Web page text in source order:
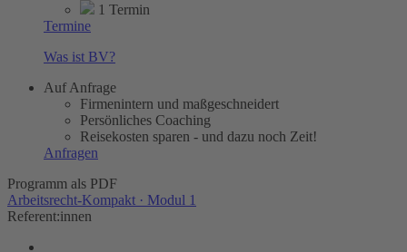
1 Termin
Termine
Was ist BV?
Auf Anfrage
Firmenintern und maßgeschneidert
Persönliches Coaching
Reisekosten sparen - und dazu noch Zeit!
Anfragen
Programm als PDF
Arbeitsrecht-Kompakt · Modul 1
Referent:innen